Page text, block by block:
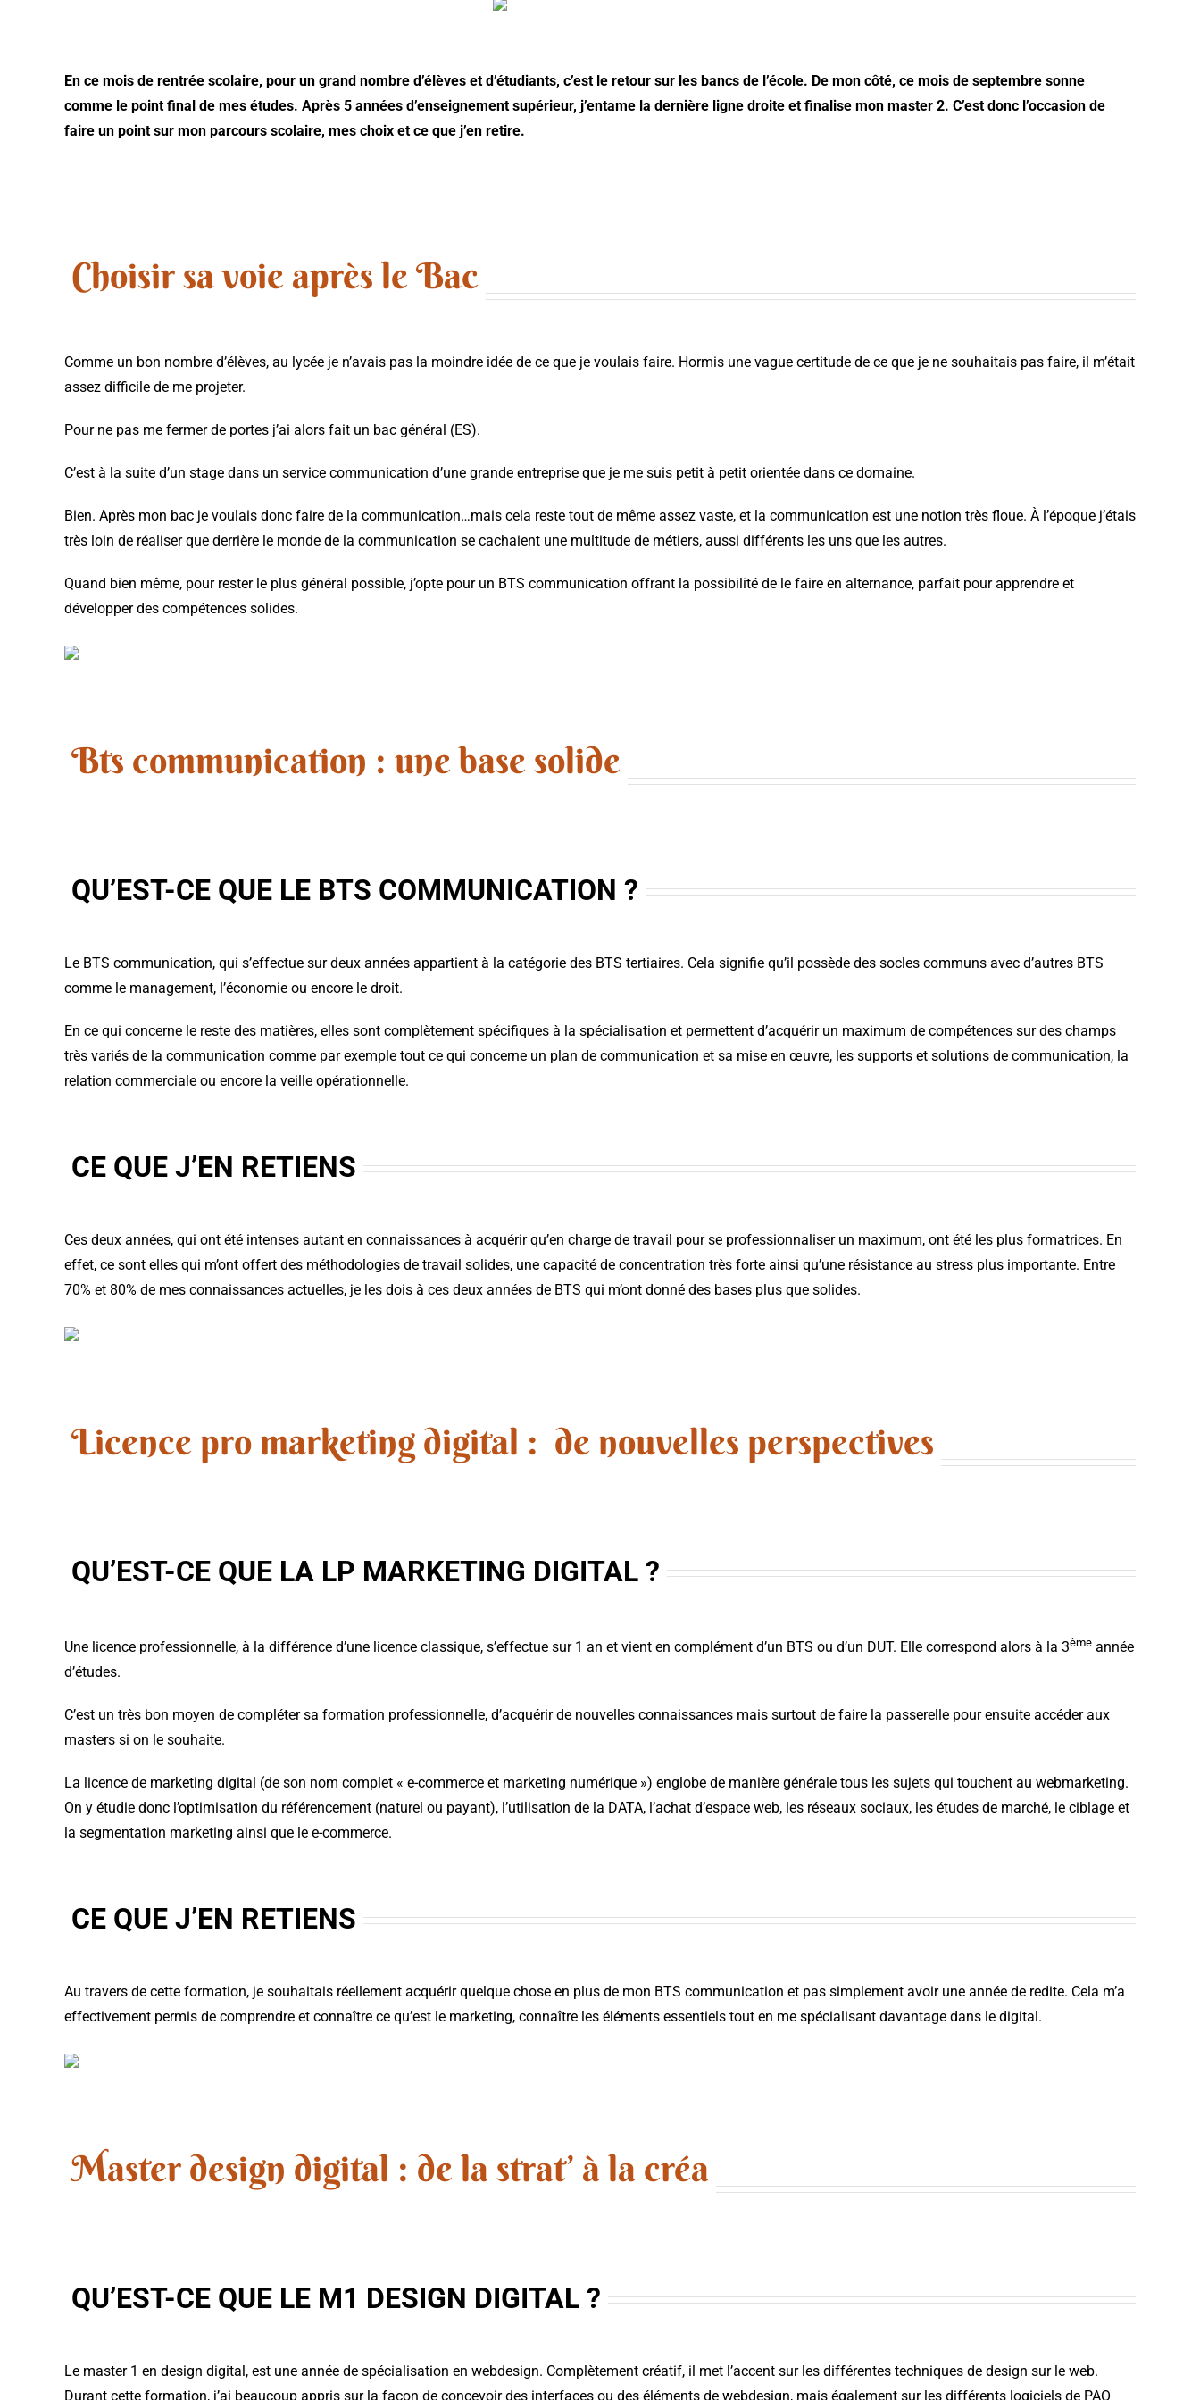
En ce mois de rentrée scolaire, pour un grand nombre d’élèves et d’étudiants, c’est le retour sur les bancs de l’école. De mon côté, ce mois de septembre sonne
comme le point final de mes études. Après 5 années d’enseignement supérieur, j’entame la dernière ligne droite et finalise mon master 2. C’est donc l’occasion de
faire un point sur mon parcours scolaire, mes choix et ce que j’en retire.
Choisir sa voie après le Bac
Comme un bon nombre d’élèves, au lycée je n’avais pas la moindre idée de ce que je voulais faire. Hormis une vague certitude de ce que je ne souhaitais pas faire, il m’était
assez difficile de me projeter.
Pour ne pas me fermer de portes j’ai alors fait un bac général (ES).
C’est à la suite d’un stage dans un service communication d’une grande entreprise que je me suis petit à petit orientée dans ce domaine.
Bien. Après mon bac je voulais donc faire de la communication…mais cela reste tout de même assez vaste, et la communication est une notion très floue. À l’époque j’étais
très loin de réaliser que derrière le monde de la communication se cachaient une multitude de métiers, aussi différents les uns que les autres.
Quand bien même, pour rester le plus général possible, j’opte pour un BTS communication offrant la possibilité de le faire en alternance, parfait pour apprendre et
développer des compétences solides.
Bts communication : une base solide
QU’EST-CE QUE LE BTS COMMUNICATION ?
Le BTS communication, qui s’effectue sur deux années appartient à la catégorie des BTS tertiaires. Cela signifie qu’il possède des socles communs avec d’autres BTS
comme le management, l’économie ou encore le droit.
En ce qui concerne le reste des matières, elles sont complètement spécifiques à la spécialisation et permettent d’acquérir un maximum de compétences sur des champs
très variés de la communication comme par exemple tout ce qui concerne un plan de communication et sa mise en œuvre, les supports et solutions de communication, la
relation commerciale ou encore la veille opérationnelle.
CE QUE J’EN RETIENS
Ces deux années, qui ont été intenses autant en connaissances à acquérir qu’en charge de travail pour se professionnaliser un maximum, ont été les plus formatrices. En
effet, ce sont elles qui m’ont offert des méthodologies de travail solides, une capacité de concentration très forte ainsi qu’une résistance au stress plus importante. Entre
70% et 80% de mes connaissances actuelles, je les dois à ces deux années de BTS qui m’ont donné des bases plus que solides.
Licence pro marketing digital : de nouvelles perspectives
QU’EST-CE QUE LA LP MARKETING DIGITAL ?
Une licence professionnelle, à la différence d’une licence classique, s’effectue sur 1 an et vient en complément d’un BTS ou d’un DUT. Elle correspond alors à la 3ème année
d’études.
C’est un très bon moyen de compléter sa formation professionnelle, d’acquérir de nouvelles connaissances mais surtout de faire la passerelle pour ensuite accéder aux
masters si on le souhaite.
La licence de marketing digital (de son nom complet « e-commerce et marketing numérique ») englobe de manière générale tous les sujets qui touchent au webmarketing.
On y étudie donc l’optimisation du référencement (naturel ou payant), l’utilisation de la DATA, l’achat d’espace web, les réseaux sociaux, les études de marché, le ciblage et
la segmentation marketing ainsi que le e-commerce.
CE QUE J’EN RETIENS
Au travers de cette formation, je souhaitais réellement acquérir quelque chose en plus de mon BTS communication et pas simplement avoir une année de redite. Cela m’a
effectivement permis de comprendre et connaître ce qu’est le marketing, connaître les éléments essentiels tout en me spécialisant davantage dans le digital.
Master design digital : de la strat’ à la créa
QU’EST-CE QUE LE M1 DESIGN DIGITAL ?
Le master 1 en design digital, est une année de spécialisation en webdesign. Complètement créatif, il met l’accent sur les différentes techniques de design sur le web.
Durant cette formation, j’ai beaucoup appris sur la façon de concevoir des interfaces ou des éléments de webdesign, mais également sur les différents logiciels de PAO